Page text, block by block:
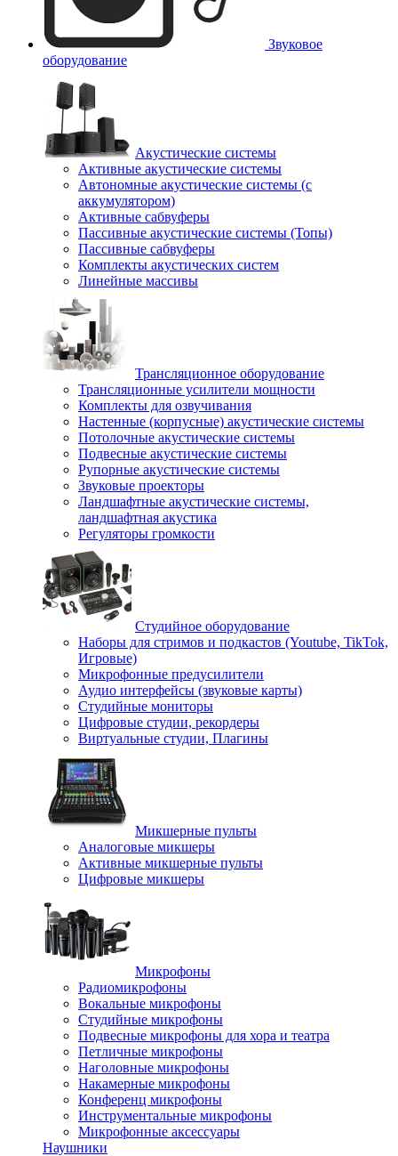
Звуковое
оборудование
Акустические системы
Активные акустические системы
Автономные акустические системы (с
аккумулятором)
Активные сабвуферы
Пассивные акустические системы (Топы)
Пассивные сабвуферы
Комплекты акустических систем
Линейные массивы
Трансляционное оборудование
Трансляционные усилители мощности
Комплекты для озвучивания
Настенные (корпусные) акустические системы
Потолочные акустические системы
Подвесные акустические системы
Рупорные акустические системы
Звуковые проекторы
Ландшафтные акустические системы,
ландшафтная акустика
Регуляторы громкости
Студийное оборудование
Наборы для стримов и подкастов (Youtube, TikTok,
Игровые)
Микрофонные предусилители
Аудио интерфейсы (звуковые карты)
Студийные мониторы
Цифровые студии, рекордеры
Виртуальные студии, Плагины
Микшерные пульты
Аналоговые микшеры
Активные микшерные пульты
Цифровые микшеры
Микрофоны
Радиомикрофоны
Вокальные микрофоны
Студийные микрофоны
Подвесные микрофоны для хора и театра
Петличные микрофоны
Наголовные микрофоны
Накамерные микрофоны
Конференц микрофоны
Инструментальные микрофоны
Микрофонные аксессуары
Наушники